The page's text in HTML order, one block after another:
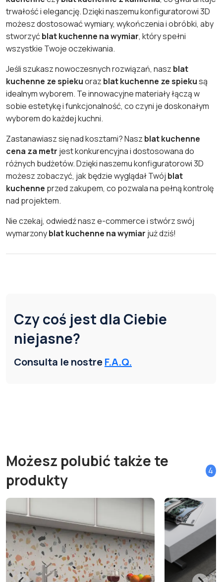
trwałość i elegancję. Dzięki naszemu konfiguratorowi 3D
możesz dostosować wymiary, wykończenia i obróbki, aby
stworzyćblat kuchenne na wymiar, który spełni
wszystkie Twoje oczekiwania.
Jeśli szukasz nowoczesnych rozwiązań, nasz blat
kuchenne ze spiekuoraz blat kuchenne ze spiekusą
idealnym wyborem. Te innowacyjne materiały łączą w
sobie estetykę i funkcjonalność, co czyni je doskonałym
wyborem do każdej kuchni.
Zastanawiasz się nad kosztami? Nasz blat kuchenne
cena za metr jest konkurencyjna i dostosowana do
różnych budżetów. Dzięki naszemu konfiguratorowi 3D
możesz zobaczyć, jak będzie wyglądał Twój blat
kuchenne przed zakupem, co pozwala na pełną kontrolę
nad projektem.
Nie czekaj, odwiedź nasz e-commerce i stwórz swój
wymarzonyblat kuchenne na wymiar już dziś!
Czy coś jest dla Ciebie
niejasne?
Consulta le nostreF.A.Q.
Możesz polubić także te
produkty
4